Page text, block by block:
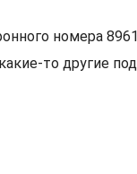
номера
то другие